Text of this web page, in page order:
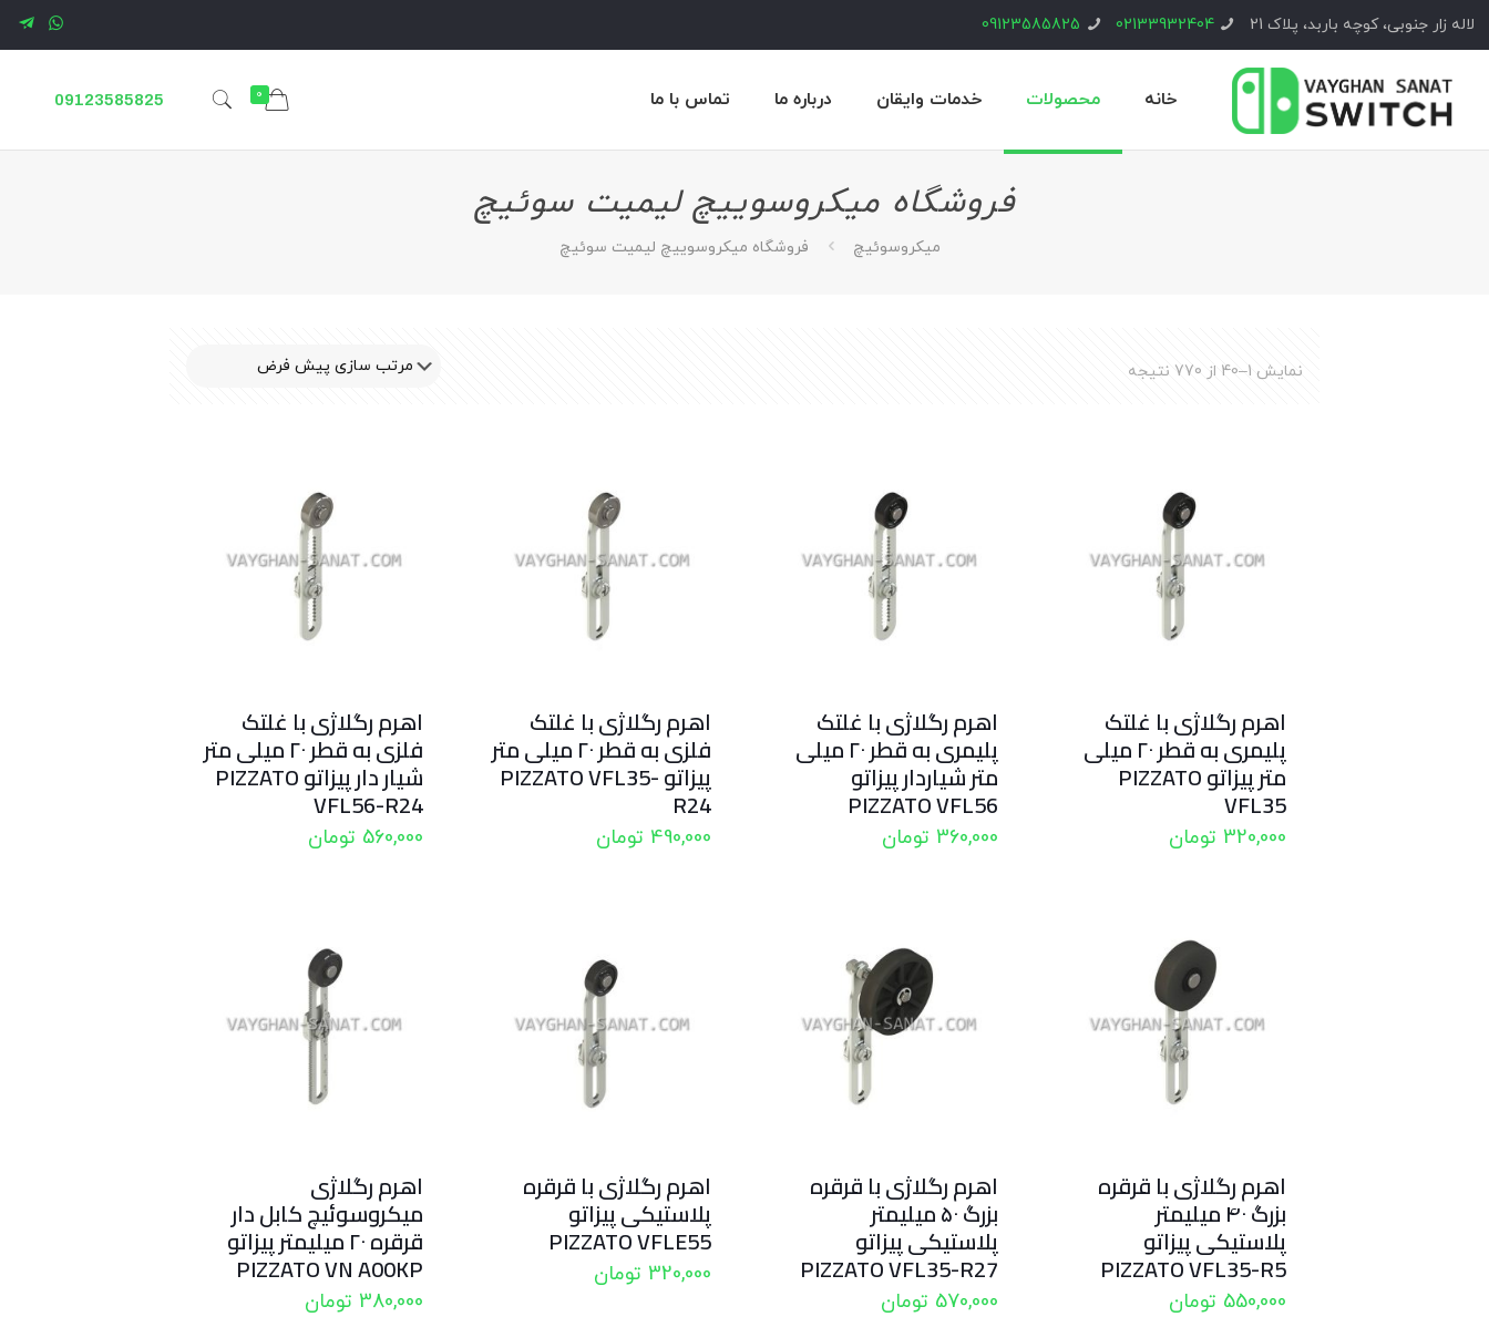
لاله زار جنوبی، کوچه باربد، پلاک 21 02133932404
09123585825
خانه محصولات خدمات وایقان درباره ما تماس با ما 0
09123585825
فروشگاه میکروسوییچ لیمیت سوئیچ
ميكروسوئيچ فروشگاه میکروسوییچ لیمیت سوئیچ
نمایش 1–40 از 770 نتیجه
اهرم رگلاژی با غلتک
پلیمری به قطر ۲۰ میلی
متر پیزاتو PIZZATO
VFL35
320,000 تومان
اهرم رگلاژی با غلتک
پلیمری به قطر ۲۰ میلی
متر شیاردار پیزاتو
PIZZATO VFL56
360,000 تومان
اهرم رگلاژی با غلتک
فلزی به قطر ۲۰ میلی متر
پیزاتو PIZZATO VFL35-
R24
490,000 تومان
اهرم رگلاژی با غلتک
فلزی به قطر ۲۰ میلی متر
شیار دار پیزاتو PIZZATO
VFL56-R24
560,000 تومان
اهرم رگلاژی با قرقره
بزرگ ۴۰ میلیمتر
پلاستیکی پیزاتو
PIZZATO VFL35-R5
550,000 تومان
اهرم رگلاژی با قرقره
بزرگ ۵۰ میلیمتر
پلاستیکی پیزاتو
PIZZATO VFL35-R27
570,000 تومان
اهرم رگلاژی با قرقره
پلاستیکی پیزاتو
PIZZATO VFLE55
320,000 تومان
اهرم رگلاژی
میکروسوئیچ کابل دار
قرقره ۲۰ میلیمتر پیزاتو
PIZZATO VN A00KP
380,000 تومان